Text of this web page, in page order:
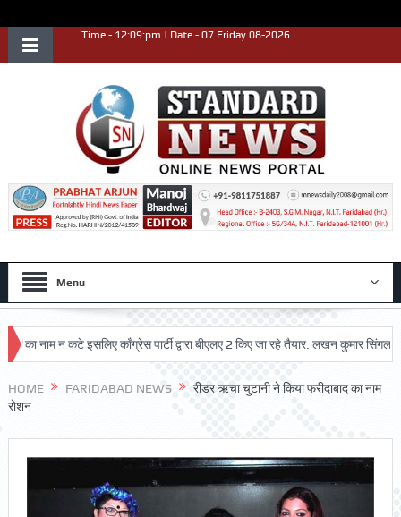
Time - 12:09:pm | Date - 07 Friday 08-2026
Menu
नाम न कटे इसलिए काँग्रेस पार्टी द्वारा बीएलए 2 किए जा रहे तैयार: लखन कुमार सिंगला
HOME FARIDABAD NEWS
रीडर ऋचा चुटानी ने किया फरीदाबाद का नाम
रोशन